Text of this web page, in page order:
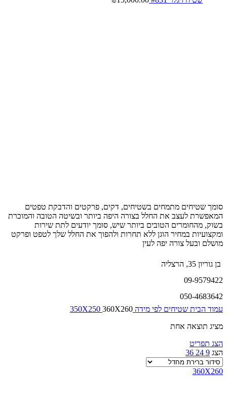
סומך שטיחים מתמחים בשטיחים, דקים, פרקטים והדבקת טפטים
המאפשרת לעצב את החלל בצורה היפה ביותר ובשיטה הטובה והמוכרת
בשוק, מהחומרים הטובים ביותר שיש, סומך יודעים לתת שירות
ומקצועיות במחיר הוגן ללא תחרות ולהפוך את החלל שלך לטפט ופרקט
מושלם ובעל צורה יפה לעין
בן גוריון 35, הרצליה
09-9579422
050-4683642
עמוד הבית שטיחים לפי מידה 350X250 360X260
מציג תוצאה אחת
הצג תפריט
הצג 9
24
36
360X260